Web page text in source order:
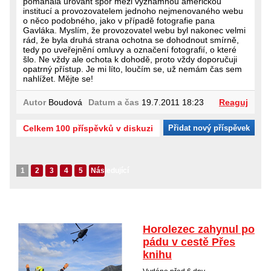
institucí a provozovatelem jednoho nejmenovaného webu
o něco podobného, jako v případě fotografie pana
Gavláka. Myslím, že provozovatel webu byl nakonec velmi
rád, že byla druhá strana ochotna se dohodnout smírně,
tedy po uveřejnění omluvy a označení fotografií, o které
šlo. Ne vždy ale ochota k dohodě, proto vždy doporučuji
opatrný přístup. Je mi líto, loučím se, už nemám čas sem
nahlížet. Mějte se!
AutorBoudová Datum a čas 19.7.2011 18:23 Reaguj
Celkem 100 příspěvků v diskuzi Přidat nový příspěvek
1 2 3 4 5 Následující
Horolezec zahynul po
pádu v cestě Přes
knihu